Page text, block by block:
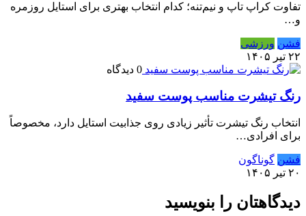
تفاوت کراپ تاپ و نیم‌تنه؛ کدام انتخاب بهتری برای استایل روزمره
و…
فشن ورزشی
۲۲ تیر ۱۴۰۵
0 دیدگاه
رنگ تیشرت مناسب پوست سفید
انتخاب رنگ تیشرت تأثیر زیادی روی جذابیت استایل دارد، مخصوصاً
برای افرادی…
فشن گوناگون
۲۰ تیر ۱۴۰۵
دیدگاهتان را بنویسید